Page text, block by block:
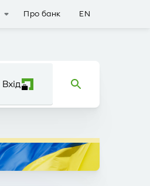
Про банк EN
Вхід